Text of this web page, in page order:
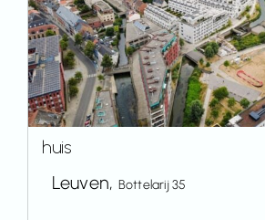
huis
Leuven, Bottelarij 35